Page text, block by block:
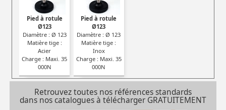
Pied à rotule
Ø123
Diamètre : Ø 123
Matière tige :
Acier
Charge : Maxi. 35
000N
Pied à rotule
Ø123
Diamètre : Ø 123
Matière tige :
Inox
Charge : Maxi. 35
000N
Retrouvez toutes nos références standards
dans nos catalogues à télécharger GRATUITEMENT